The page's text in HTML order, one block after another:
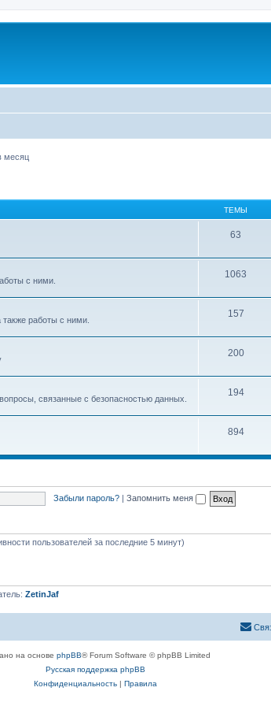
месяц
ТЕМЫ
63
с ними.
1063
работы с ними.
157
200
связанные с безопасностью данных.
194
894
Забыли пароль? | Запомнить меня
пользователей за последние 5 минут)
ZetinJaf
на основе phpBB® Forum Software © phpBB Limited
Русская поддержка phpBB
Конфиденциальность| Правила